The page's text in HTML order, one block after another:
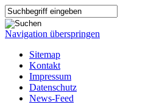
Navigation überspringen
Sitemap
Kontakt
Impressum
Datenschutz
News-Feed